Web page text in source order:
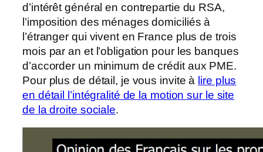
d’intérêt général en contrepartie du RSA,
l’imposition des ménages domiciliés à
l’étranger qui vivent en France plus de trois
mois par an et l’obligation pour les banques
d’accorder un minimum de crédit aux PME.
Pour plus de détail, je vous invite à lire plus
en détail l’intégralité de la motion sur le site
de la droite sociale.